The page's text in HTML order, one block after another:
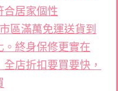
合居家個性
區滿萬免運送貨到
。終身保修更實在
店折扣要買要快，